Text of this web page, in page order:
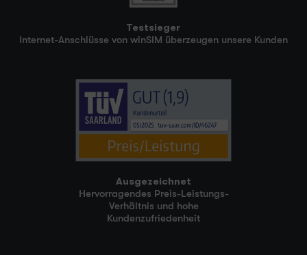
Testsieger
Internet-Anschlüsse von winSIM überzeugen unsere Kunden
Ausgezeichnet
Hervorragendes Preis-Leistungs-
Verhältnis und hohe
Kundenzufriedenheit